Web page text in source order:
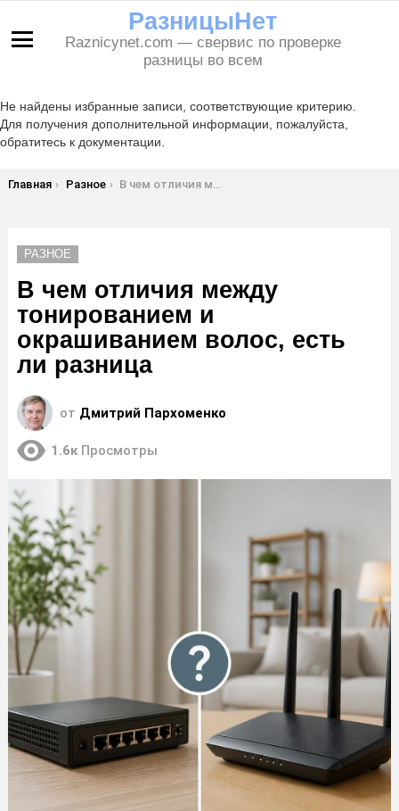
РазницыНет
Raznicynet.com — свервис по проверке
разницы во всем
Не найдены избранные записи, соответствующие критерию.
Для получения дополнительной информации, пожалуйста,
обратитесь к документации.
Вы здесь:
Главная Разное В чем отличия между тонированием и окрашиванием волос, есть ли разница
РАЗНОЕ
В чем отличия между
тонированием и
окрашиванием волос, есть
ли разница
от Дмитрий Пархоменко
1.6к Просмотры